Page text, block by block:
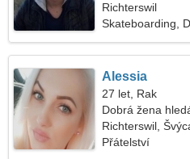
Richterswil
Skateboarding,
Alessia
27 let, Rak
Dobrá žena
Richterswil,
Přátelství